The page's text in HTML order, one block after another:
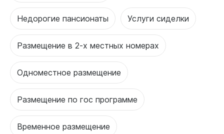
Недорогие пансионаты Услуги сиделки
Размещение в 2-х местных номерах
Одноместное размещение
Размещение по гос программе
Временное размещение